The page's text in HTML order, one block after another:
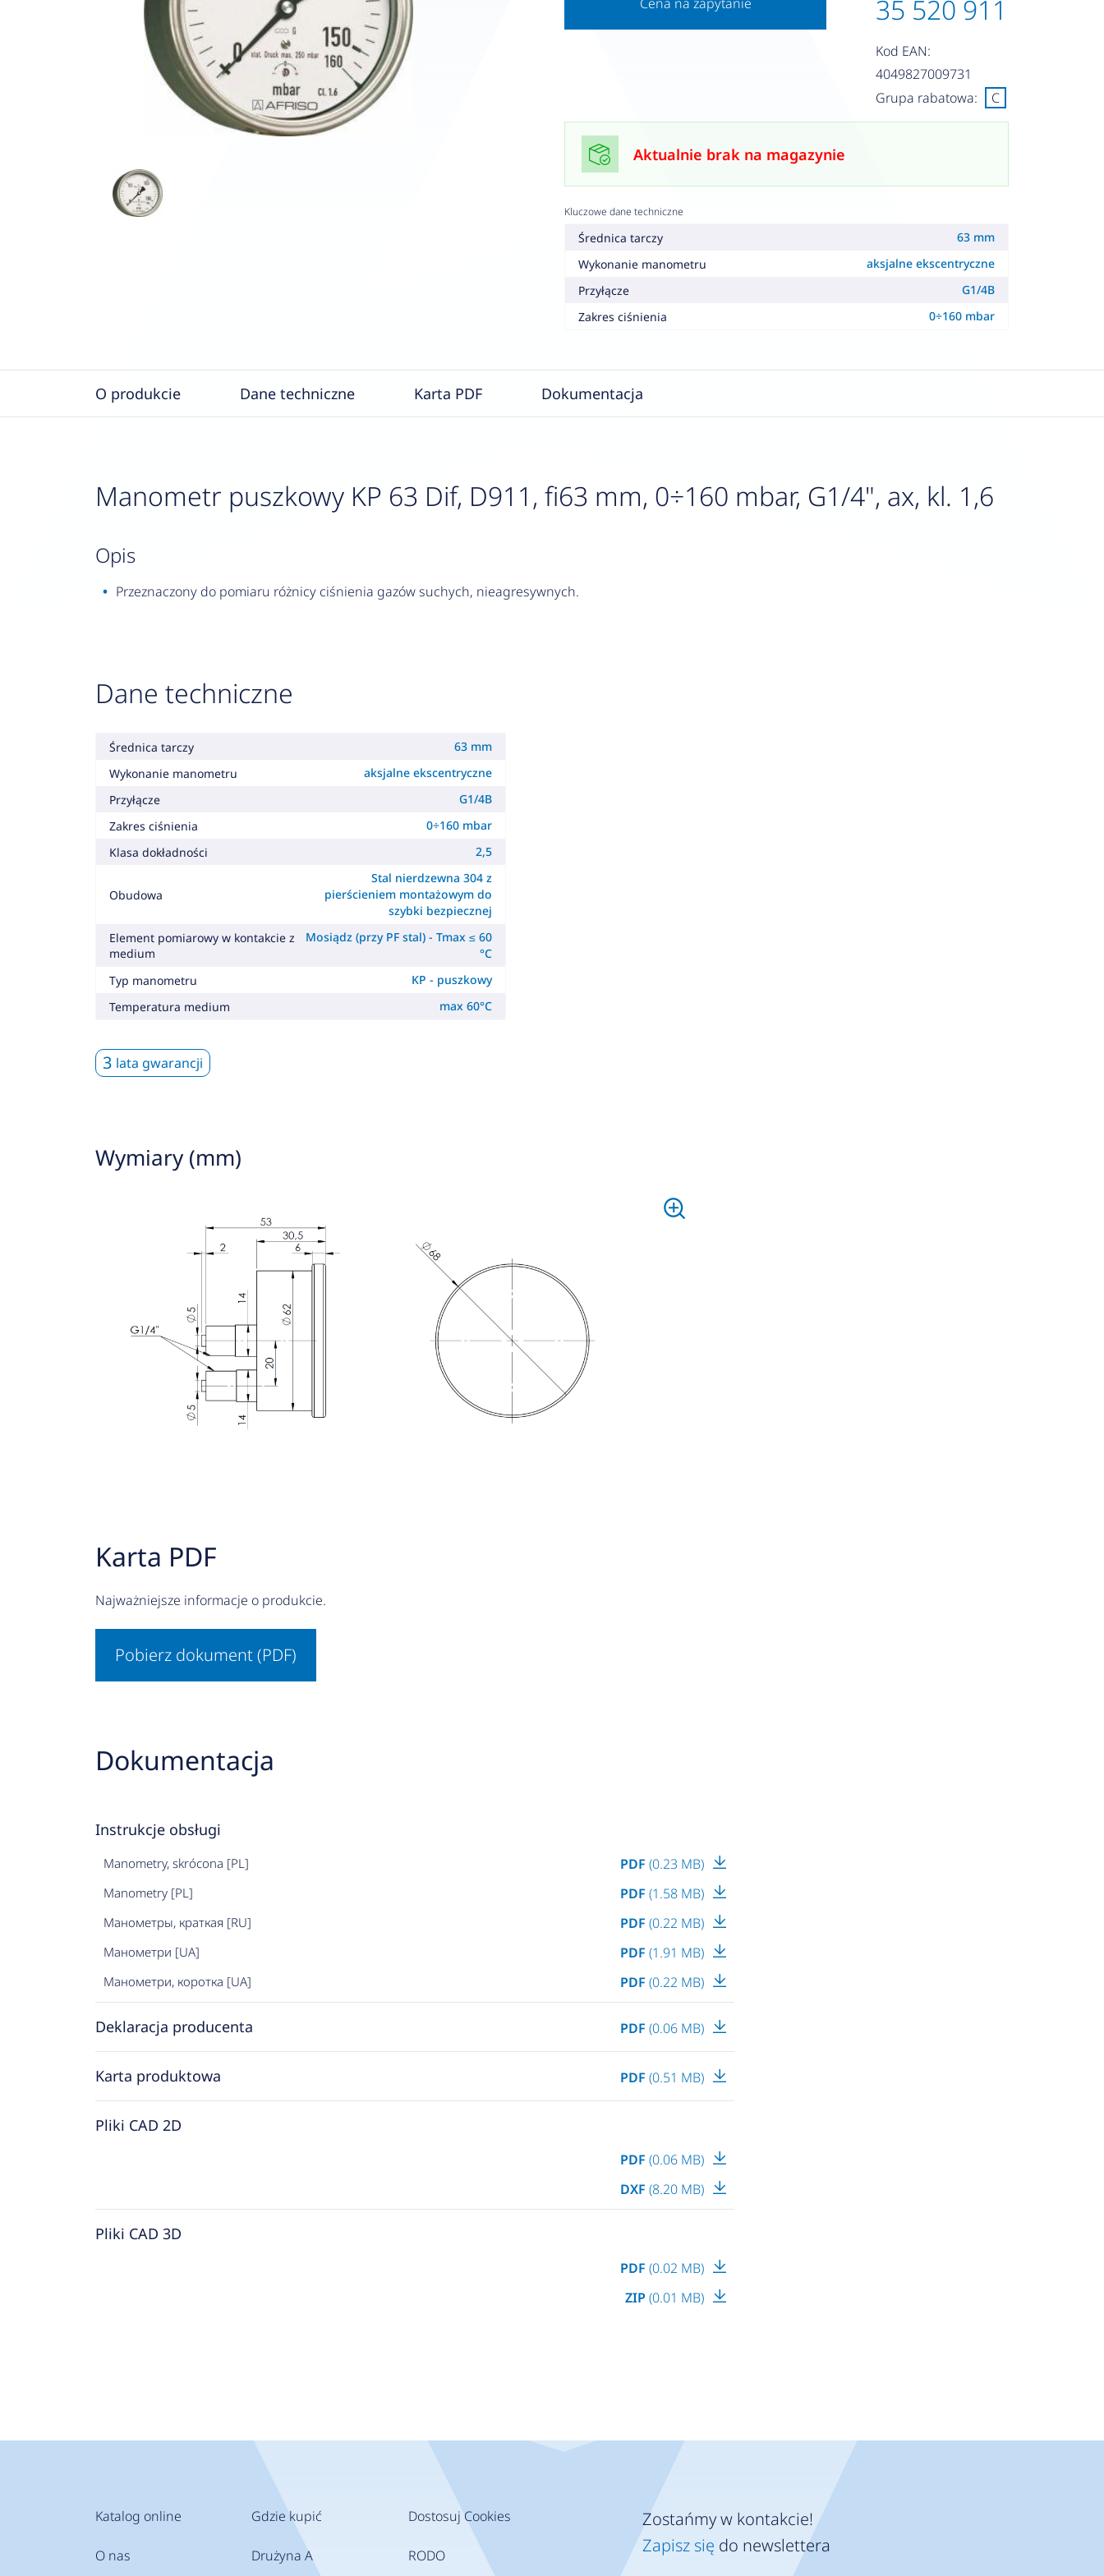
35 520 911
Kod EAN:
4049827009731
Grupa rabatowa:
C
Aktualnie brak na magazynie
Kluczowe dane techniczne
Średnica tarczy
63 mm
Wykonanie manometru
aksjalne ekscentryczne
Przyłącze
G1/4B
Zakres ciśnienia
0÷160 mbar
O produkcie Dane techniczne Karta PDF Dokumentacja
Manometr puszkowy KP 63 Dif, D911, fi63 mm, 0÷160 mbar, G1/4", ax, kl. 1,6
opis
Przeznaczony do pomiaru różnicy ciśnienia gazów suchych, nieagresywnych.
Dane techniczne
Średnica tarczy
63 mm
Wykonanie manometru
aksjalne ekscentryczne
Przyłącze
G1/4B
Zakres ciśnienia
0÷160 mbar
Klasa dokładności
2,5
Obudowa
Stal nierdzewna 304 z
pierścieniem montażowym do
szybki bezpiecznej
Element pomiarowy w kontakcie z
medium
Mosiądz (przy PF stal) - Tmax ≤ 60
°C
Typ manometru
KP - puszkowy
Temperatura medium
max 60°C
3 lata gwarancji
Wymiary (mm)
Karta PDF
Najważniejsze informacje o produkcie.
Pobierz dokument (PDF)
Dokumentacja
Instrukcje obsługi
Manometry, skrócona [PL] PDF (0.23 MB)
Manometry [PL] PDF (1.58 MB)
Манометры, краткая [RU] PDF (0.22 MB)
Манометри [UA] PDF (1.91 MB)
Манометри, коротка [UA] PDF (0.22 MB)
Deklaracja producenta PDF (0.06 MB)
Karta produktowa PDF (0.51 MB)
Pliki CAD 2D
PDF (0.06 MB)
DXF (8.20 MB)
Pliki CAD 3D
PDF (0.02 MB)
ZIP (0.01 MB)
Katalog online
O nas
Gdzie kupić
Drużyna A
Dostosuj Cookies
RODO
Zostańmy w kontakcie!
Zapisz się do newslettera